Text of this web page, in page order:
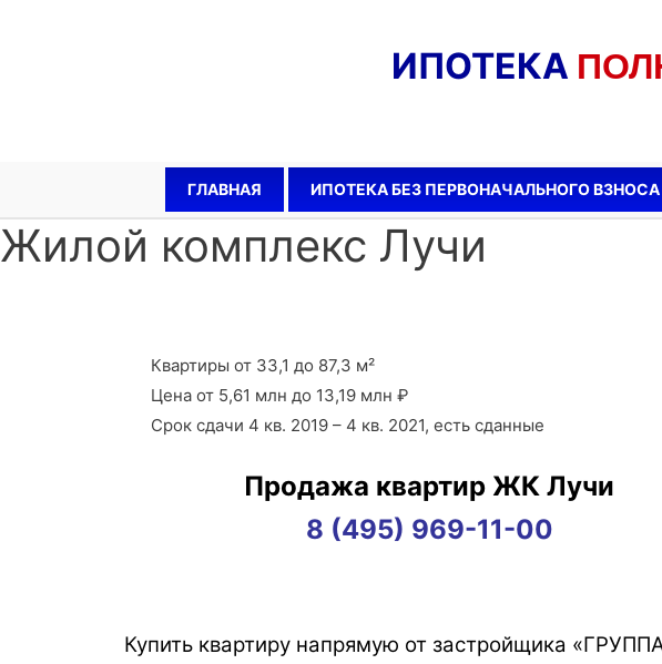
ИПОТЕКА
ГЛАВНАЯ ИПОТЕКА БЕЗ ПЕРВОНАЧАЛЬНОГО ВЗНОСА
Жилой комплекс Лучи
Квартиры от 33,1 до 87,3 м²
Цена от 5,61 млн до 13,19 млн ₽
Срок сдачи 4 кв. 2019 – 4 кв. 2021, есть сданные
Продажа квартир ЖК Лучи
8 (495) 969-11-00
Купить квартиру напрямую от застройщика